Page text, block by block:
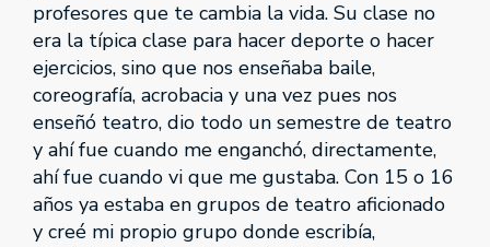
profesores que te cambia la vida. Su clase no
era la típica clase para hacer deporte o hacer
ejercicios, sino que nos enseñaba baile,
coreografía, acrobacia y una vez pues nos
enseñó teatro, dio todo un semestre de teatro
y ahí fue cuando me enganchó, directamente,
ahí fue cuando vi que me gustaba. Con 15 o 16
años ya estaba en grupos de teatro aficionado
y creé mi propio grupo donde escribía,